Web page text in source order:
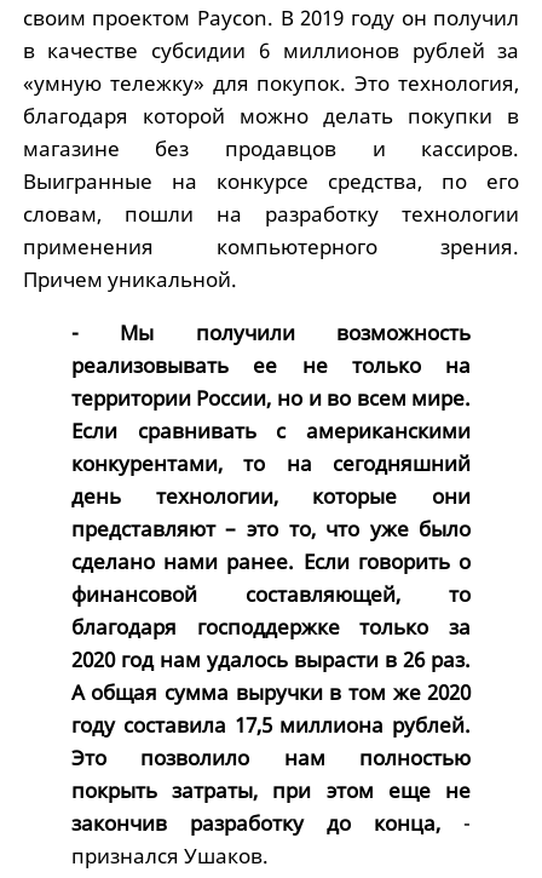
своим проектом Paycon. В 2019 году он получил
в качестве субсидии 6 миллионов рублей за
«умную тележку» для покупок. Это технология,
благодаря которой можно делать покупки в
магазине без продавцов и кассиров.
Выигранные на конкурсе средства, по его
словам, пошли на разработку технологии
применения компьютерного зрения.
Причем уникальной.
- Мы получили возможность
реализовывать ее не только на
территории России, но и во всем мире.
Если сравнивать с американскими
конкурентами, то на сегодняшний
день технологии, которые они
представляют – это то, что уже было
сделано нами ранее. Если говорить о
финансовой составляющей, то
благодаря господдержке только за
2020 год нам удалось вырасти в 26 раз.
А общая сумма выручки в том же 2020
году составила 17,5 миллиона рублей.
Это позволило нам полностью
покрыть затраты, при этом еще не
закончив разработку до конца,-
признался Ушаков.